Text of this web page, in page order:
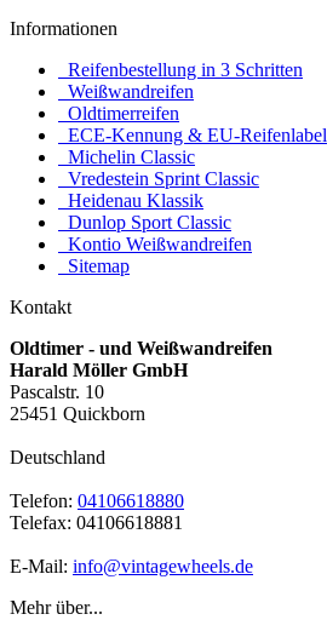
Informationen
Reifenbestellung in 3 Schritten
Weißwandreifen
Oldtimerreifen
ECE-Kennung & EU-Reifenlabel
Michelin Classic
Vredestein Sprint Classic
Heidenau Klassik
Dunlop Sport Classic
Kontio Weißwandreifen
Sitemap
Kontakt
Oldtimer - und Weißwandreifen
Harald Möller GmbH
Pascalstr. 10
25451 Quickborn
Deutschland
Telefon: 04106618880
Telefax: 04106618881
E-Mail: info@vintagewheels.de
Mehr über...